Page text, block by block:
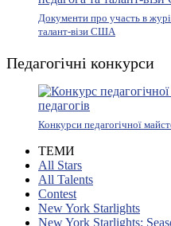
Документи про участь в журі
талант-візи США
Педагогічні конкурси
Конкурси педагогічної
ТЕМИ
All Stars
All Talents
Contest
New York Starlights
New York Starlights: